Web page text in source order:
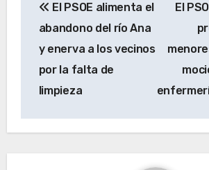
de
entradas
El PSOE alimenta el
abandono del río Ana
y enerva a los vecinos
por la falta de
limpieza
El